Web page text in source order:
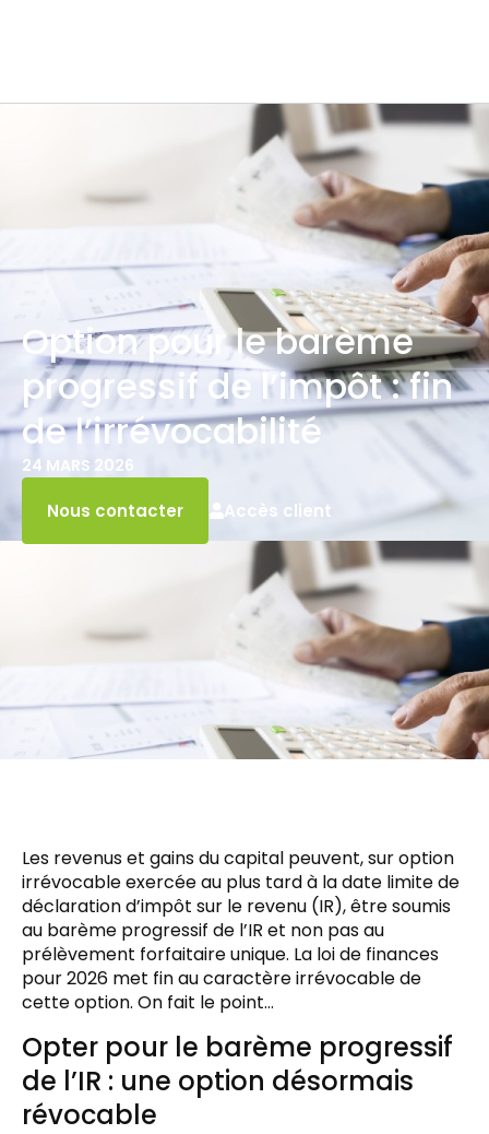
Option pour le barème
progressif de l’impôt : fin
de l’irrévocabilité
24 MARS 2026
Nous contacter Accès client
Les revenus et gains du capital peuvent, sur option
irrévocable exercée au plus tard à la date limite de
déclaration d’impôt sur le revenu (IR), être soumis
au barème progressif de l’IR et non pas au
prélèvement forfaitaire unique. La loi de finances
pour 2026 met fin au caractère irrévocable de
cette option. On fait le point…
Opter pour le barème progressif
de l’IR : une option désormais
révocable